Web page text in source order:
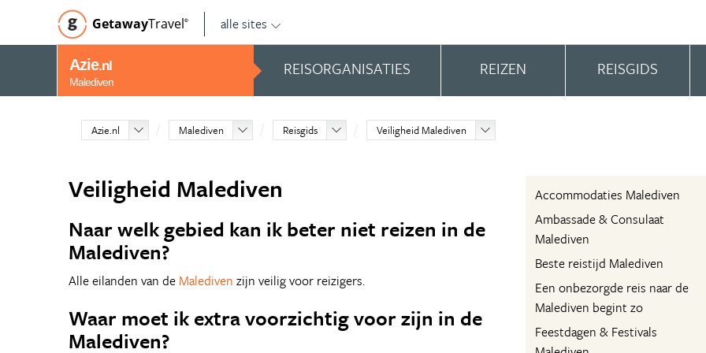
GetawayTravel© alle sites
Azie.nl
Malediven
REISORGANISATIES REIZEN REISGIDS
Azie.nl Malediven Reisgids Veiligheid Malediven
Accommodaties Malediven
Ambassade & Consulaat
Malediven
Beste reistijd Malediven
Een onbezorgde reis naar de
Malediven begint zo
Feestdagen & Festivals
Veiligheid Malediven
Naar welk gebied kan ik beter niet reizen in de
Malediven?
Alle eilanden van de Malediven zijn veilig voor reizigers.
Waar moet ik extra voorzichtig voor zijn in de
Malediven?